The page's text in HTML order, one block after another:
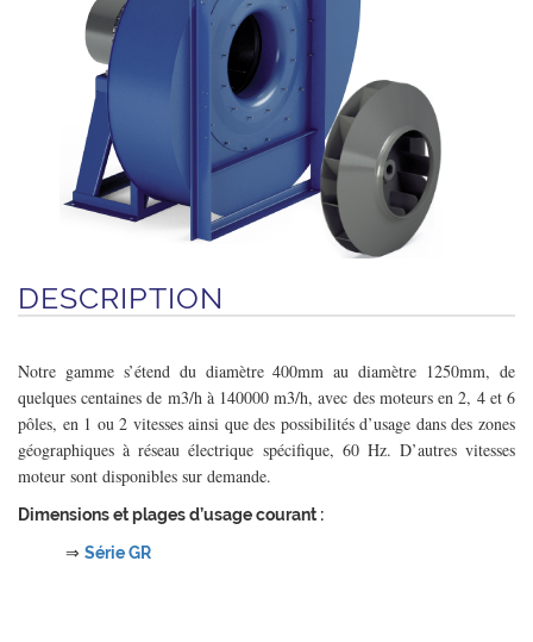
DESCRIPTION
Notre gamme s’étend du diamètre 400mm au diamètre 1250mm, de
quelques centaines de m3/h à 140000 m3/h, avec des moteurs en 2, 4 et 6
pôles, en 1 ou 2 vitesses ainsi que des possibilités d’usage dans des zones
géographiques à réseau électrique spécifique, 60 Hz. D’autres vitesses
moteur sont disponibles sur demande.
Dimensions et plages d’usage courant :
⇒ Série GR